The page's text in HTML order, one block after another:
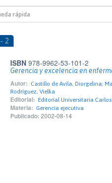
2
ISBN 978-9962-53-101-2
Gerencia y excelencia en
Autor: Castillo de Avila, Diorgelina;
Rodríguez, Vielka
Editorial: Editorial Universitaria
Materia: Gerencia ejecutiva
Publicado: 2002-08-14